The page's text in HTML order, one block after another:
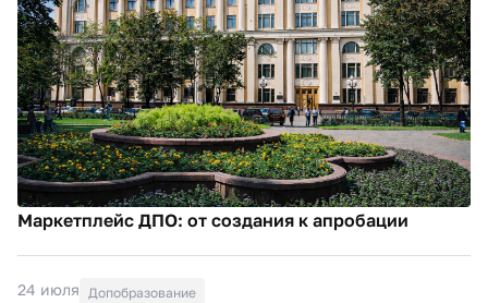
Маркетплейс ДПО: от создания к апробации
24 июля Допобразование